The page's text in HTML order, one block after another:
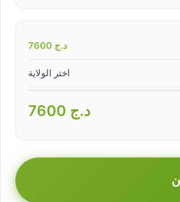
د.ج
اختر الولاية
د.ج